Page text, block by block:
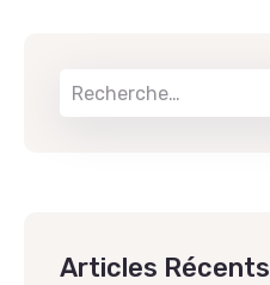
Articles Récents